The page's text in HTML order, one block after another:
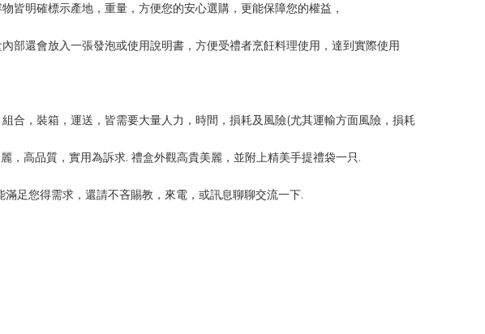
皆明確標示產地，重量，方便您的安心選購，更能保障您的權益，
部還會放入一張發泡或使用說明書，方便受禮者烹飪料理使用，達到實際使用
合，裝箱，運送，皆需要大量人力，時間，損耗及風險(尤其運輸方面風險，損耗
，高品質，實用為訴求. 禮盒外觀高貴美麗，並附上精美手提禮袋一只.
足您得需求，還請不吝賜教，來電，或訊息聊聊交流一下.